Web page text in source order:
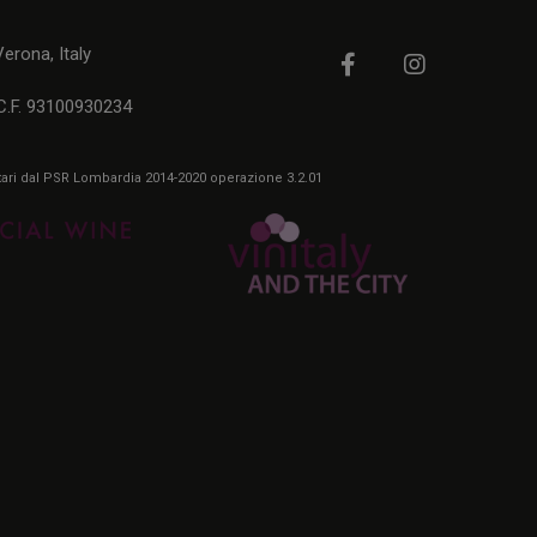
Italy
93100930234
PSR Lombardia 2014-2020 operazione 3.2.01